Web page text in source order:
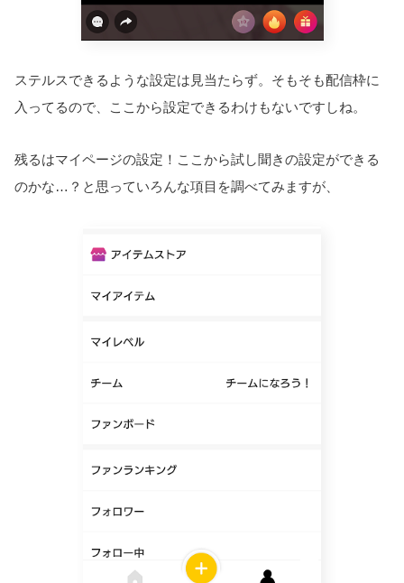
ステルスできるような設定は見当たらず。そもそも配信枠に
入ってるので、ここから設定できるわけもないですしね。
残るはマイページの設定！ここから試し聞きの設定ができる
のかな…？と思っていろんな項目を調べてみますが、